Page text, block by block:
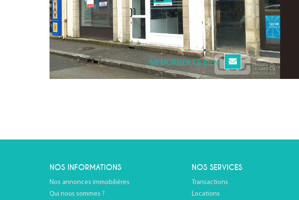
MEMORISER CE BIEN
NOS INFORMATIONS
Nos annonces immobilières
Qui nous sommes ?
NOS SERVICES
Transactions
Locations